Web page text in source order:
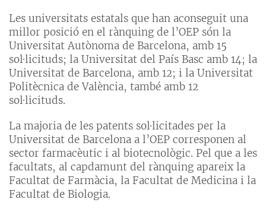
Les universitats estatals que han aconseguit una
millor posició en el rànquing de l’OEP són la
Universitat Autònoma de Barcelona, amb 15
sol·licituds; la Universitat del País Basc amb 14; la
Universitat de Barcelona, amb 12; i la Universitat
Politècnica de València, també amb 12
sol·licituds.
La majoria de les patents sol·licitades per la
Universitat de Barcelona a l’OEP corresponen al
sector farmacèutic i al biotecnològic. Pel que a les
facultats, al capdamunt del rànquing apareix la
Facultat de Farmàcia, la Facultat de Medicina i la
Facultat de Biologia.